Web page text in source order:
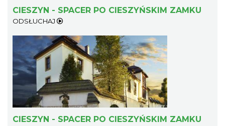
Cieszyn
0.39 km
CIESZYN - SPACER PO CIESZYŃSKIM ZAMKU
ODSŁUCHAJ
CIESZYN - SPACER PO CIESZYŃSKIM ZAMKU